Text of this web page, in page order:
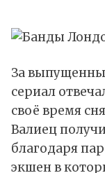
За
сериал
своё время
Валиец
благодаря
экшен в